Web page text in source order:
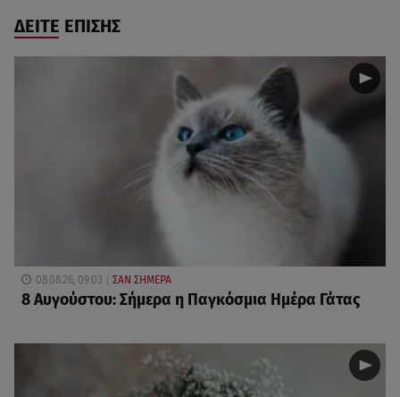
ΔΕΙΤΕ ΕΠΙΣΗΣ
08.08.26, 09:03 ΣΑΝ ΣΗΜΕΡΑ
8 Αυγούστου: Σήμερα η Παγκόσμια Ημέρα Γάτας